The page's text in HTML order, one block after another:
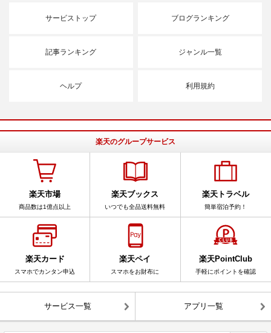
サービストップ ブログランキング
記事ランキング ジャンル一覧
ヘルプ 利用規約
楽天のグループサービス
楽天市場
商品数は1億点以上
楽天ブックス
いつでも全品送料無料
楽天トラベル
簡単宿泊予約！
楽天カード
スマホでカンタン申込
楽天ペイ
スマホをお財布に
楽天PointClub
手軽にポイントを確認
サービス一覧 アプリ一覧